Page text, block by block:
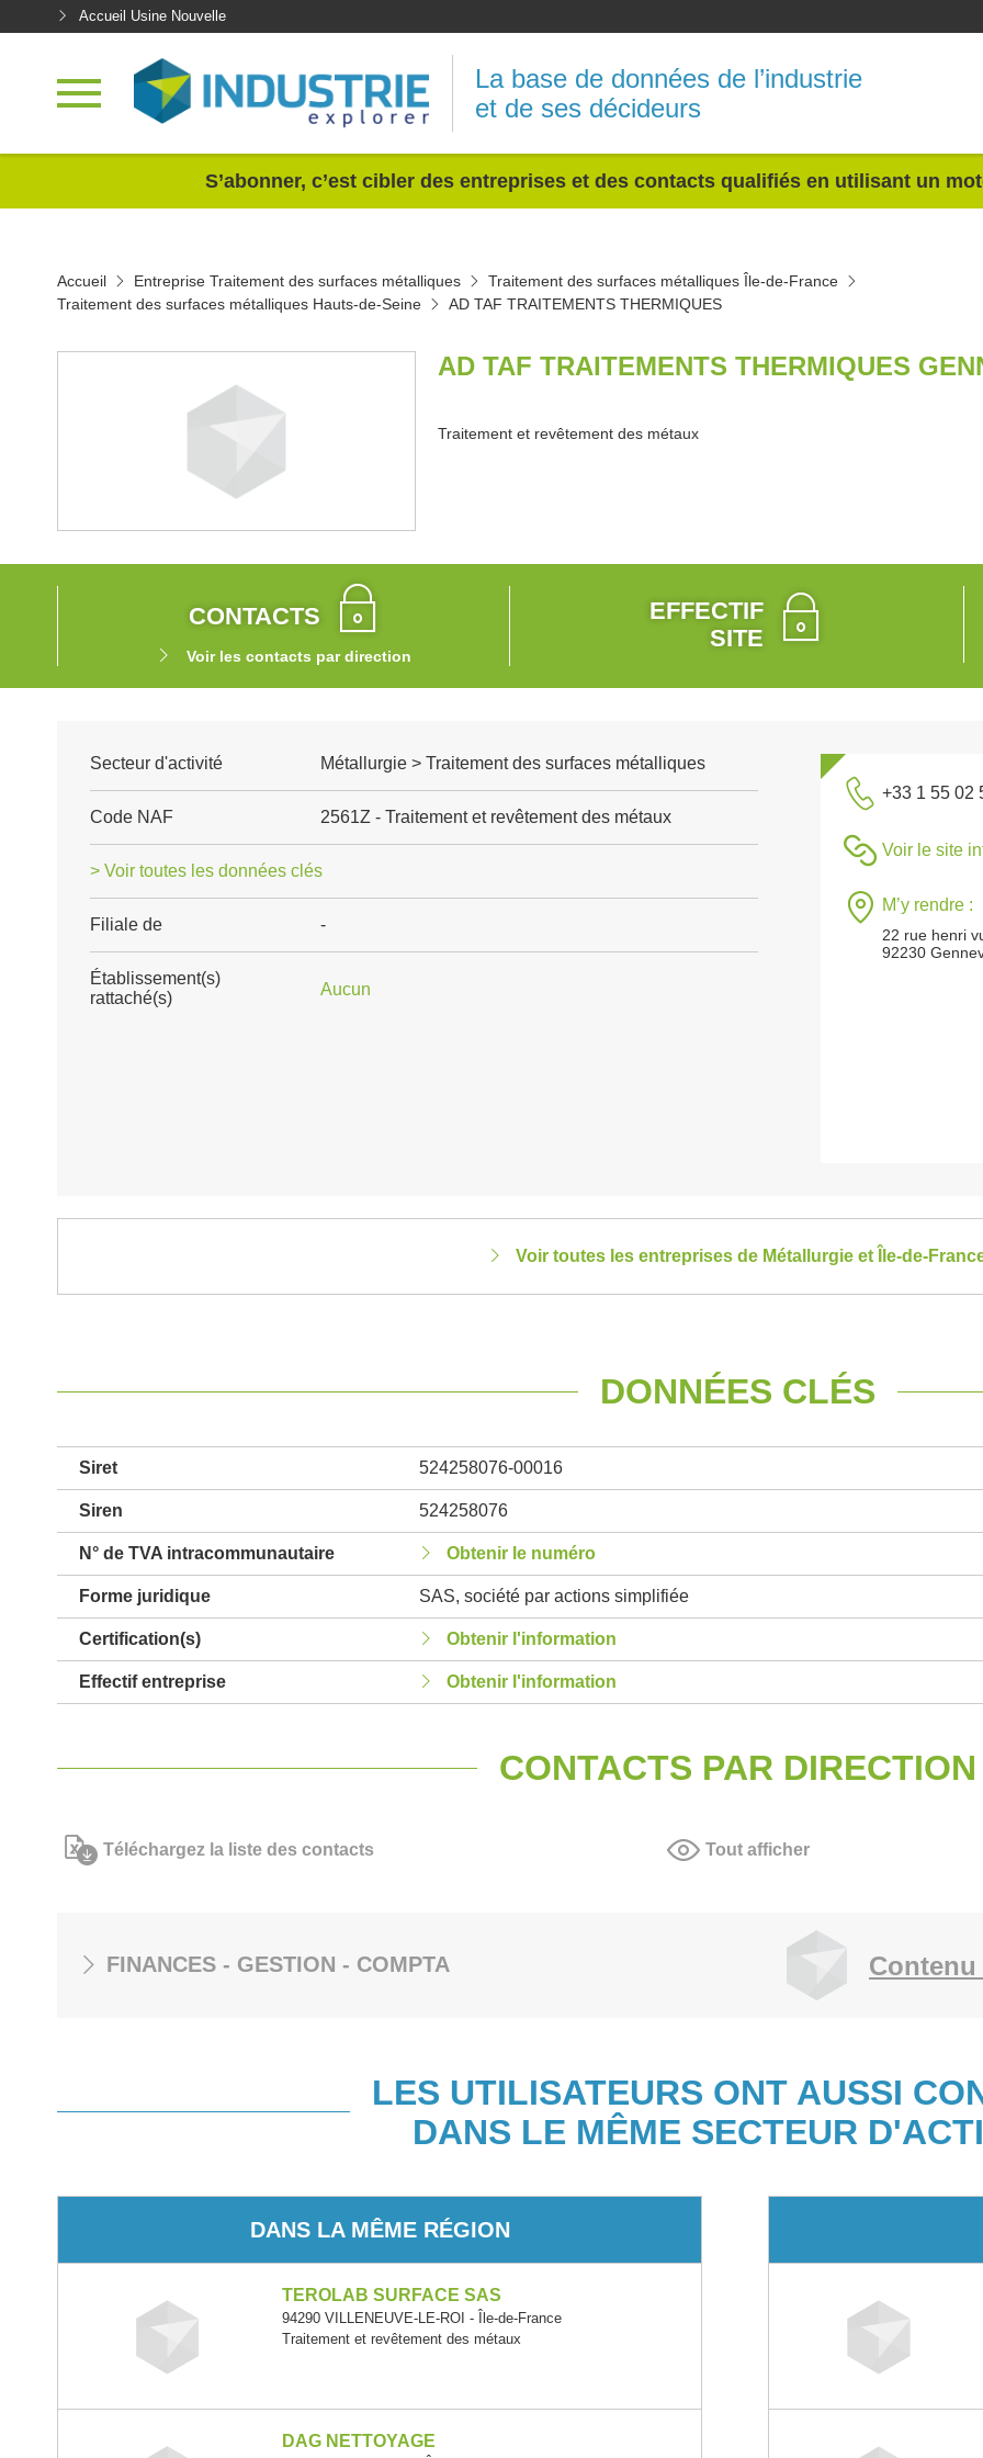
Accueil Usine Nouvelle
La base de données de l’industrie
et de ses décideurs
S’abonner, c’est cibler des entreprises et des contacts qualifiés en utilisant un
Accueil Entreprise Traitement des surfaces métalliques
Traitement des surfaces métalliques Île-de-France
Traitement des surfaces métalliques Hauts-de-Seine
AD TAF TRAITEMENTS THERMIQUES
AD TAF TRAITEMENTS THERMIQUES
Traitement et revêtement des métaux
CONTACTS
Voir les contacts par direction
EFFECTIF
SITE
Secteur d'activité Métallurgie > Traitement des surfaces métalliques
Code NAF 2561Z - Traitement et revêtement des métaux
> Voir toutes les données clés
Filiale de -
Établissement(s)
rattaché(s)
Aucun
+33 1 55 02
Voir le site
M’y rendre :
22 rue henri
92230
Voir toutes les entreprises de Métallurgie et Île-de-
DONNÉES CLÉS
Siret 524258076-00016
Siren 524258076
N° de TVA intracommunautaire Obtenir le numéro
Forme juridique SAS, société par actions simplifiée
Certification(s) Obtenir l'information
Effectif entreprise Obtenir l'information
CONTACTS PAR DIRECTION
Téléchargez la liste des contacts Tout afficher
FINANCES - GESTION - COMPTA
LES UTILISATEURS ONT AUSSI
DANS LE MÊME SECTEUR
DANS LA MÊME RÉGION
TEROLAB SURFACE SAS
94290 VILLENEUVE-LE-ROI - Île-de-France
Traitement et revêtement des métaux
DAG NETTOYAGE